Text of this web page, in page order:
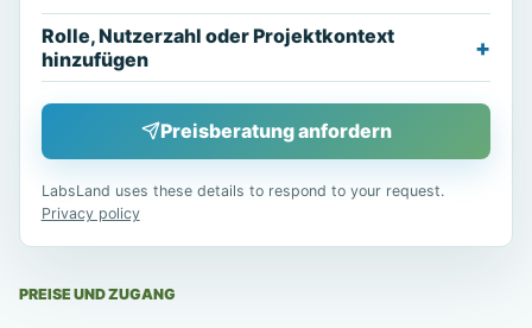
PREISE UND ZUGANG
Rolle, Nutzerzahl oder Projektkontext
hinzufügen
Preisberatung anfordern
LabsLand uses these details to respond to your request.
Privacy policy